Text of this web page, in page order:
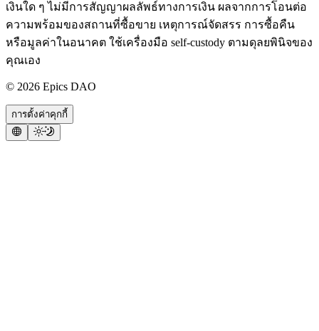
เงินใด ๆ ไม่มีการสัญญาผลลัพธ์ทางการเงิน ผลจากการโอนต่อ
ความพร้อมของสถานที่ซื้อขาย เหตุการณ์จัดสรร การซื้อคืน
หรือมูลค่าในอนาคต ใช้เครื่องมือ self-custody ตามดุลยพินิจของ
คุณเอง
© 2026 Epics DAO
การตั้งค่าคุกกี้